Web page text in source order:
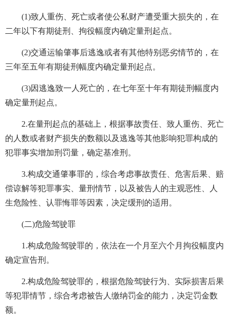
(1)致人重伤、死亡或者使公私财产遭受重大损失的，在
二年以下有期徒刑、拘役幅度内确定量刑起点。
(2)交通运输肇事后逃逸或者有其他特别恶劣情节的，在
三年至五年有期徒刑幅度内确定量刑起点。
(3)因逃逸致一人死亡的，在七年至十年有期徒刑幅度内
确定量刑起点。
2.在量刑起点的基础上，根据事故责任、致人重伤、死亡
的人数或者财产损失的数额以及逃逸等其他影响犯罪构成的
犯罪事实增加刑罚量，确定基准刑。
3.构成交通肇事罪的，综合考虑事故责任、危害后果、赔
偿谅解等犯罪事实、量刑情节，以及被告人的主观恶性、人
生危险性、认罪悔罪等因素，决定缓刑的适用。
(二)危险驾驶罪
1.构成危险驾驶罪的，依法在一个月至六个月拘役幅度内
确定宣告刑。
2.构成危险驾驶罪的，根据危险驾驶行为、实际损害后果
等犯罪情节，综合考虑被告人缴纳罚金的能力，决定罚金数
额。